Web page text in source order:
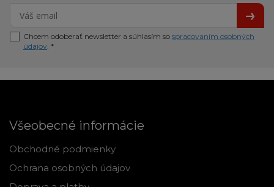
Chcem odoberať newsletter a súhlasím so spracovaním osobných
údajov. *
Všeobecné informácie
Obchodné podmienky
Ochrana osobných údajov